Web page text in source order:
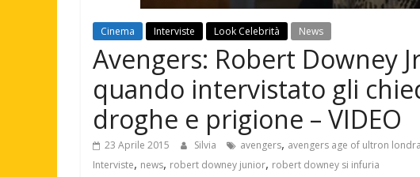
Cinema Interviste Look Celebrità News
Avengers: Robert Downey
quando intervistato gli
droghe e prigione – VIDEO
23 Aprile 2015 Silvia avengers, avengers age of ultron londra
Interviste, news, robert downey junior, robert downey si infuria